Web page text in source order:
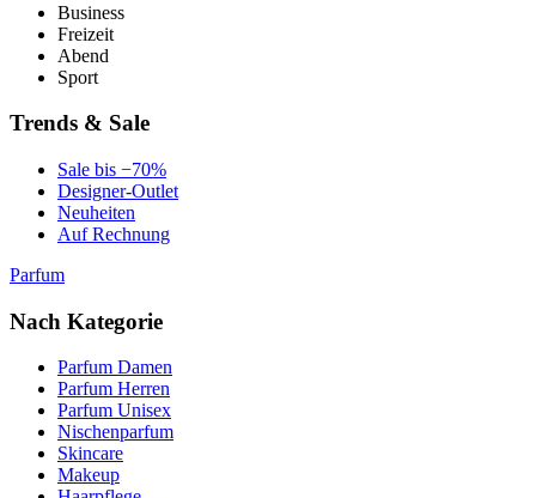
Business
Freizeit
Abend
Sport
Trends & Sale
Sale bis −70%
Designer-Outlet
Neuheiten
Auf Rechnung
Parfum
Nach Kategorie
Parfum Damen
Parfum Herren
Parfum Unisex
Nischenparfum
Skincare
Makeup